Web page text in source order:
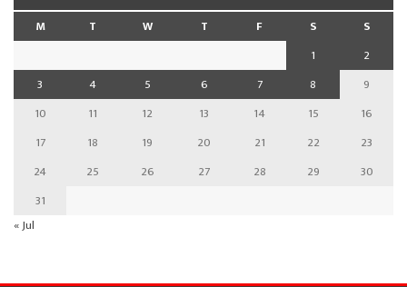
M T W T F S
S
1
2
3
4 5 6 7 8
9
10
11 12 13 14 15
16
17
18 19 20 21 22
23
24
25 26 27 28 29
30
31
« Jul